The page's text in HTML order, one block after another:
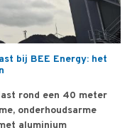
bij BEE Energy: het
rond een 40 meter
onderhoudsarme